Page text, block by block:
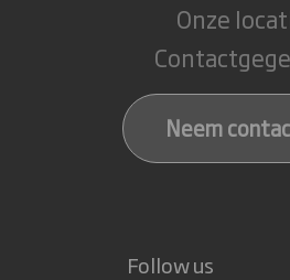
Onze
Neem
Follow us